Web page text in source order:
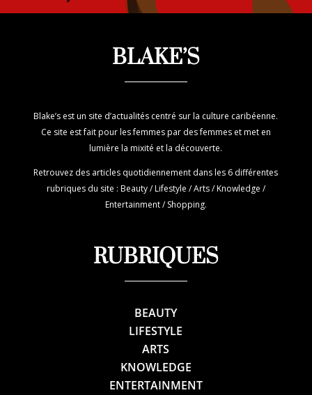
BLAKE’S
Blake’s est un site d’actualités centré sur la culture caribéenne.
Ce site est fait pour les femmes par des femmes et met en
lumière la mixité et la découverte.
Retrouvez des articles quotidiennement dans les 6 différentes
rubriques du site : Beauty / Lifestyle / Arts / Knowledge /
Entertainment / Shopping.
RUBRIQUES
BEAUTY
LIFESTYLE
ARTS
KNOWLEDGE
ENTERTAINMENT